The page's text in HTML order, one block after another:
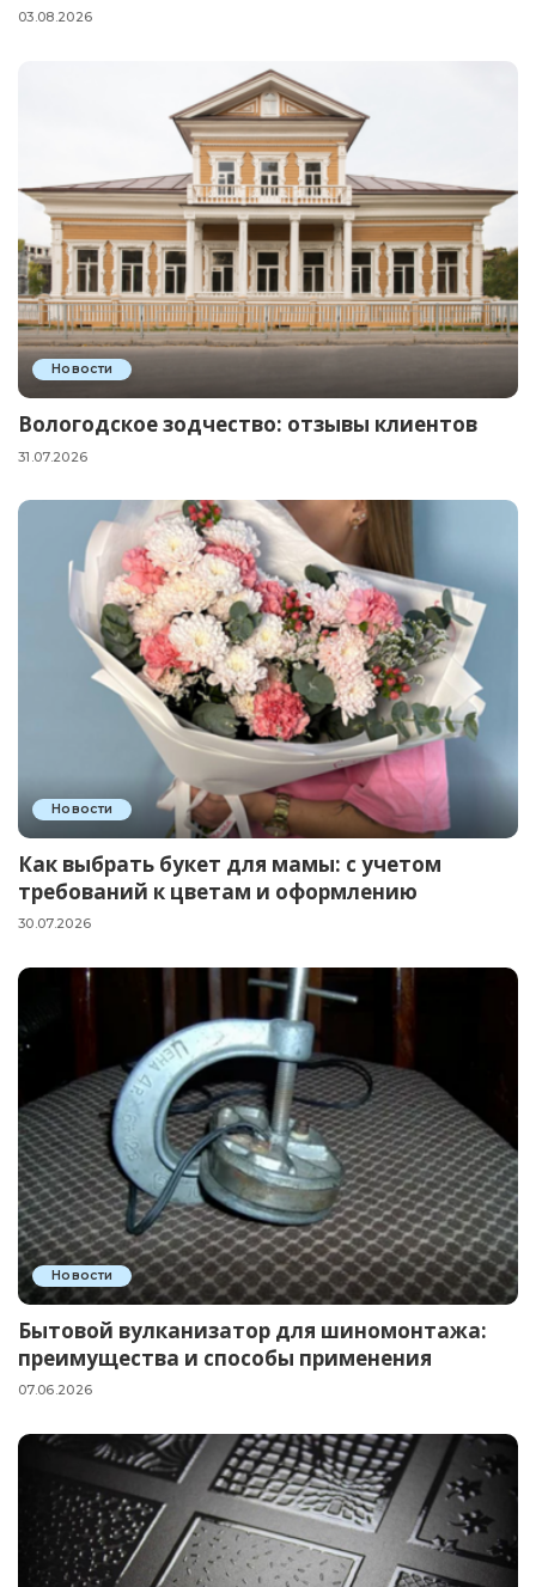
03.08.2026
Новости
Вологодское зодчество: отзывы клиентов
31.07.2026
Новости
Как выбрать букет для мамы: с учетом
требований к цветам и оформлению
30.07.2026
Новости
Бытовой вулканизатор для шиномонтажа:
преимущества и способы применения
07.06.2026